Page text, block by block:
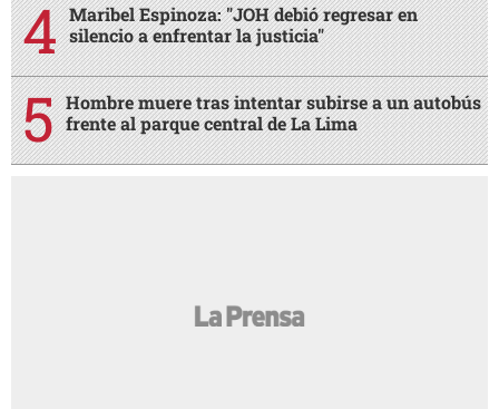
Maribel Espinoza: "JOH debió regresar en
silencio a enfrentar la justicia"
Hombre muere tras intentar subirse a un autobús
frente al parque central de La Lima